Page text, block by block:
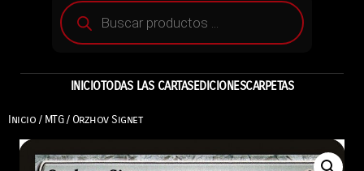
INICIOTODAS LAS CARTASEDICIONESCARPETAS
Inicio / MTG/ Orzhov Signet